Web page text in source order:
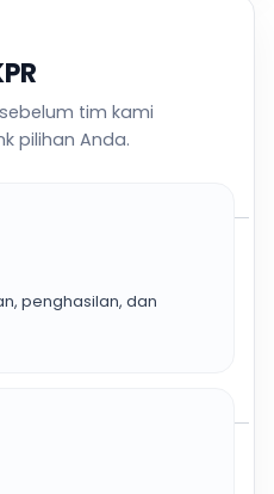
tim kami
pilihan Anda.
penghasilan, dan